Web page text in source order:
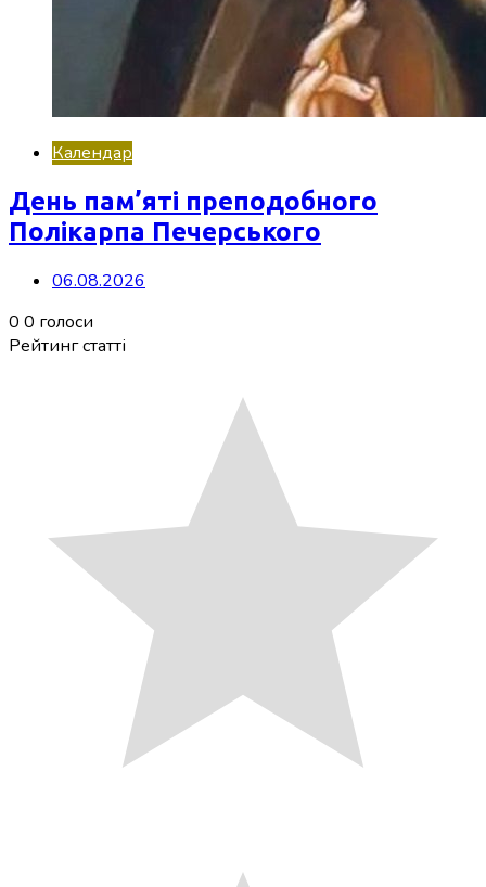
Календар
День пам’яті преподобного
Полікарпа Печерського
06.08.2026
0 0 голоси
Рейтинг статті